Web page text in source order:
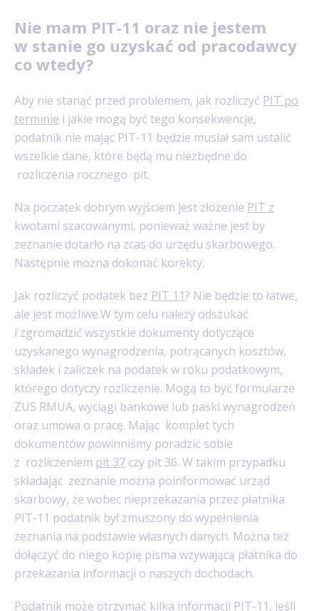
Nie mam PIT-11 oraz nie jestem
w stanie go uzyskać od pracodawcy
co wtedy?
Aby nie stanąć przed problemem, jak rozliczyć PIT po
terminie i jakie mogą być tego konsekwencje,
podatnik nie mając PIT-11 będzie musiał sam ustalić
wszelkie dane, które będą mu niezbędne do
rozliczenia rocznego pit.
Na poczatek dobrym wyjściem jest złożenie PIT z
kwotami szacowanymi, ponieważ ważne jest by
zeznanie dotarło na zcas do urzędu skarbowego.
Następnie można dokonać korekty.
Jak rozliczyć podatek bez PIT 11? Nie będzie to łatwe,
ale jest możliwe.W tym celu należy odszukać
i zgromadzić wszystkie dokumenty dotyczące
uzyskanego wynagrodzenia, potrącanych kosztów,
składek i zaliczek na podatek w roku podatkowym,
którego dotyczy rozliczenie. Mogą to być formularze
ZUS RMUA, wyciągi bankowe lub paski wynagrodzeń
oraz umowa o pracę. Mając komplet tych
dokumentów powinniśmy poradzić sobie
z rozliczeniem pit 37 czy pit 36. W takim przypadku
składając zeznanie można poinformować urząd
skarbowy, że wobec nieprzekazania przez płatnika
PIT-11 podatnik był zmuszony do wypełnienia
zeznania na podstawie własnych danych. Można też
dołączyć do niego kopię pisma wzywającą płatnika do
przekazania informacji o naszych dochodach.
Podatnik może otrzymać kilka informacji PIT-11, jeśli